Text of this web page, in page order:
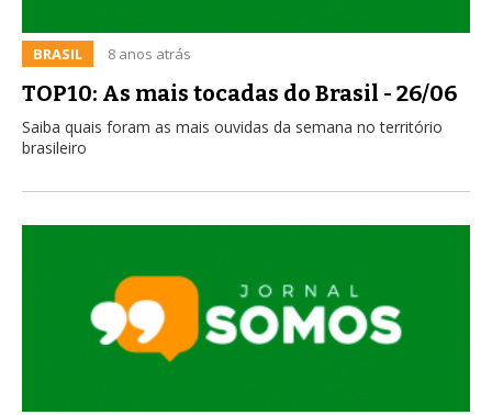
BRASIL 8 anos atrás
TOP10: As mais tocadas do Brasil - 26/06
Saiba quais foram as mais ouvidas da semana no território
brasileiro